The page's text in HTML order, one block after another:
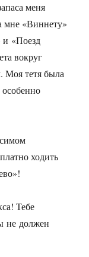
меня
мне «Виннету»
«Поезд
вокруг
Моя тетя была
ходить
Тебе
не должен